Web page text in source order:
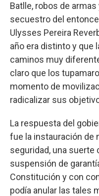
Batlle, robos de
secuestro del
Ulysses Pereira
año era distinto y que
caminos muy
claro que los
momento de
radicalizar sus
La respuesta del
fue la instauración de
seguridad, una suerte
suspensión de
Constitución y con
podía anular las tales